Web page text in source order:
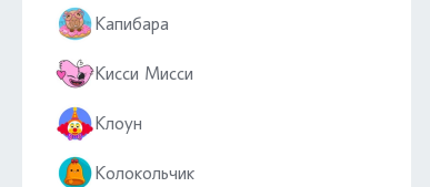
Капибара
Кисси Мисси
Клоун
Колокольчик